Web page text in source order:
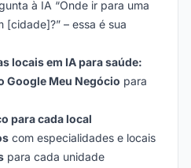
à IA “Onde ir para uma
[cidade]?” – essa é sua
locais em IA para saúde:
Google Meu Negócio para
para cada local
com especialidades e locais
para cada unidade